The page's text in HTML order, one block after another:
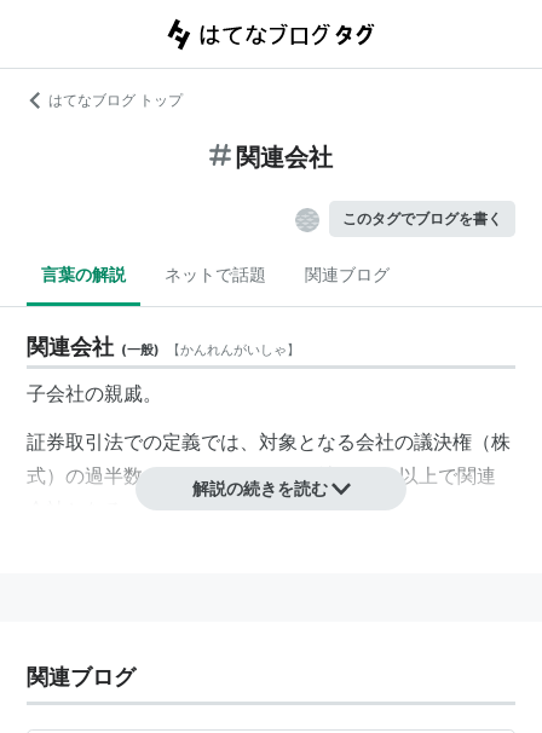
はてなブログ トップ
関連会社
このタグでブログを書く
言葉の解説 ネットで話題 関連ブログ
関連会社 (一般) 【かんれんがいしゃ】
子会社の親戚。
証券取引法での定義では、対象となる会社の議決権（株
式）の過半数を握っていれば子会社、20％以上で関連
となる。
解説の続きを読む
関連ブログ